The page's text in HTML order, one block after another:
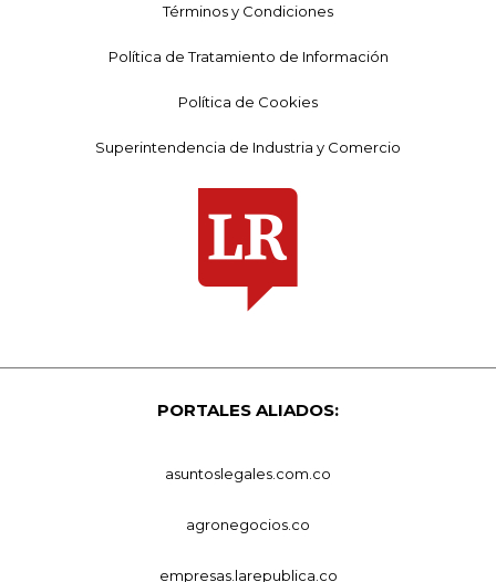
Términos y Condiciones
Política de Tratamiento de Información
Política de Cookies
Superintendencia de Industria y Comercio
PORTALES ALIADOS:
asuntoslegales.com.co
agronegocios.co
empresas.larepublica.co